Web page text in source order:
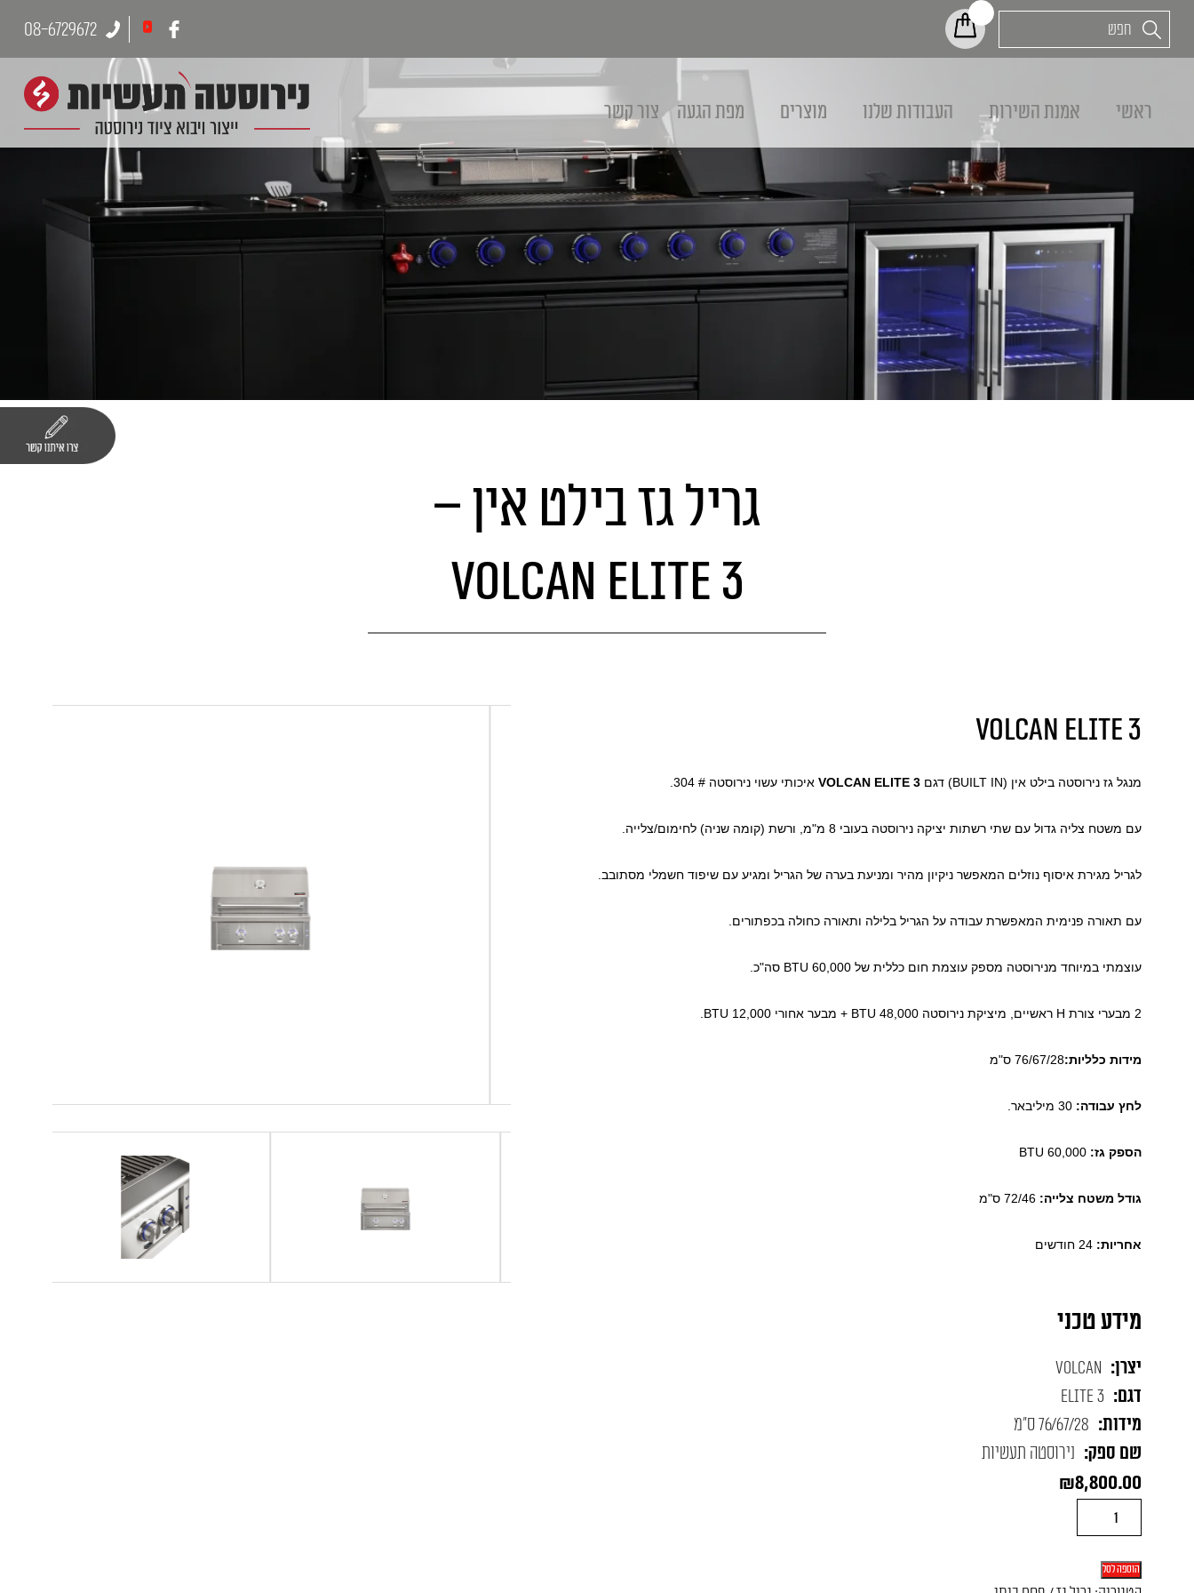
08-6729672
ראשי אמנת השירות העבודות שלנו מוצרים מפת הגעה צור קשר
גריל גז בילט אין –
VOLCAN ELITE 3
VOLCAN ELITE 3
מנגל גז נירוסטה בילט אין (BUILT IN) דגם VOLCAN ELITE 3 איכותי עשוי נירוסטה # 304.
עם משטח צליה גדול עם שתי רשתות יציקה נירוסטה בעובי 8 מ"מ, ורשת (קומה שניה) לחימום/צלייה.
לגריל מגירת איסוף נוזלים המאפשר ניקיון מהיר ומניעת בערה של הגריל ומגיע עם שיפוד חשמלי מסתובב.
עם תאורה פנימית המאפשרת עבודה על הגריל בלילה ותאורה כחולה בכפתורים.
עוצמתי במיוחד מנירוסטה מספק עוצמת חום כללית של 60,000 BTU סה"כ.
2 מבערי צורת H ראשיים, מיציקת נירוסטה 48,000 BTU + מבער אחורי 12,000 BTU.
מידות כלליות:76/67/28 ס"מ
לחץ עבודה: 30 מיליבאר.
הספק גז: 60,000 BTU
גודל משטח צלייה: 72/46 ס"מ
אחריות: 24 חודשים
מידע טכני
יצרן: VOLCAN
דגם: ELITE 3
מידות: 76/67/28 ס"מ
שם ספק: נירוסטה תעשיות
₪8,800.00
כמות
של
גריל
הוספה לסל